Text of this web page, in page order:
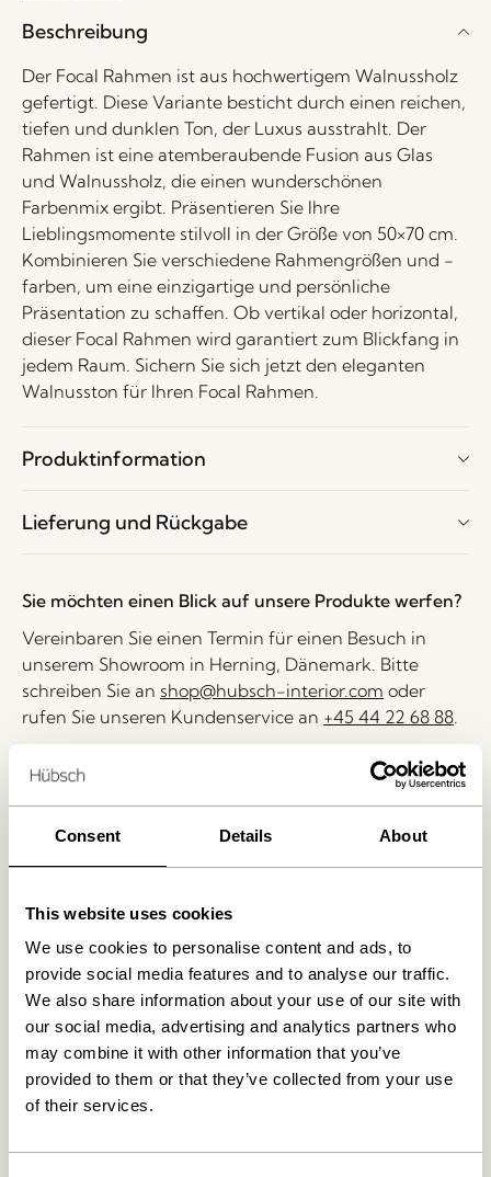
Consent Details About
This website uses cookies
We use cookies to personalise content and ads, to
provide social media features and to analyse our traffic.
We also share information about your use of our site with
our social media, advertising and analytics partners who
may combine it with other information that you’ve
provided to them or that they’ve collected from your use
of their services.
Beschreibung
Der Focal Rahmen ist aus hochwertigem Walnussholz
gefertigt. Diese Variante besticht durch einen reichen,
tiefen und dunklen Ton, der Luxus ausstrahlt. Der
Rahmen ist eine atemberaubende Fusion aus Glas
und Walnussholz, die einen wunderschönen
Farbenmix ergibt. Präsentieren Sie Ihre
Lieblingsmomente stilvoll in der Größe von 50×70 cm.
Kombinieren Sie verschiedene Rahmengrößen und -
farben, um eine einzigartige und persönliche
Präsentation zu schaffen. Ob vertikal oder horizontal,
dieser Focal Rahmen wird garantiert zum Blickfang in
jedem Raum. Sichern Sie sich jetzt den eleganten
Walnusston für Ihren Focal Rahmen.
Produktinformation
Lieferung und Rückgabe
Sie möchten einen Blick auf unsere Produkte werfen?
Vereinbaren Sie einen Termin für einen Besuch in
unserem Showroom in Herning, Dänemark. Bitte
schreiben Sie an shop@hubsch-interior.com oder
rufen Sie unseren Kundenservice an +45 44 22 68 88.
Lieferung 1-4 Werktage
30 Tage Rückgaberecht
Kostenlose Lieferung über499 DKK
Ähnliche Produkte